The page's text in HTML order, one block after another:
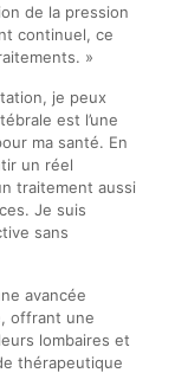
de la pression
continuel, ce
»
je peux
est l’une
ma santé. En
un réel
traitement aussi
Je suis
sans
avancée
offrant une
lombaires et
thérapeutique